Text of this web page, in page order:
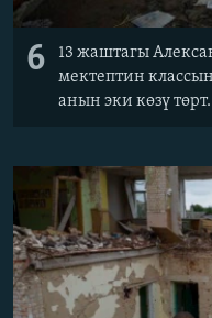
6
13 жаштагы
мектептин
анын эки көзү төрт.